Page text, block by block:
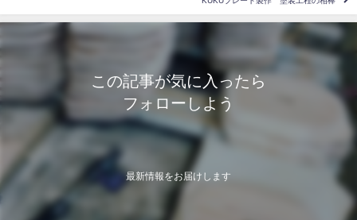
この記事が気に入ったら
フォローしよう
最新情報をお届けします